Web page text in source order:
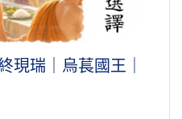
現瑞｜烏萇國王｜